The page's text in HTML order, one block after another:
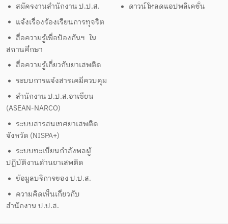
สมัครงานสำนักงาน ป.ป.ส.
แจ้งเรื่องร้องเรียนการทุจริต
สื่อความรู้เพื่อป้องกันฯ ใน
สถานศึกษา
สื่อความรู้เกี่ยวกับยาเสพติด
ระบบการแจ้งสารเคมีควบคุม
สำนักงาน ป.ป.ส.อาเซียน
(ASEAN-NARCO)
ระบบสารสนเทศยาเสพติด
จังหวัด (NISPA+)
ระบบทะเบียนกำลังพลผู้
ปฏิบัติงานด้านยาเสพติด
ข้อมูลบริการของ ป.ป.ส.
ความคิดเห็นเกี่ยวกับ
สำนักงาน ป.ป.ส.
ดาวน์โหลดแอปพลิเคชั่น